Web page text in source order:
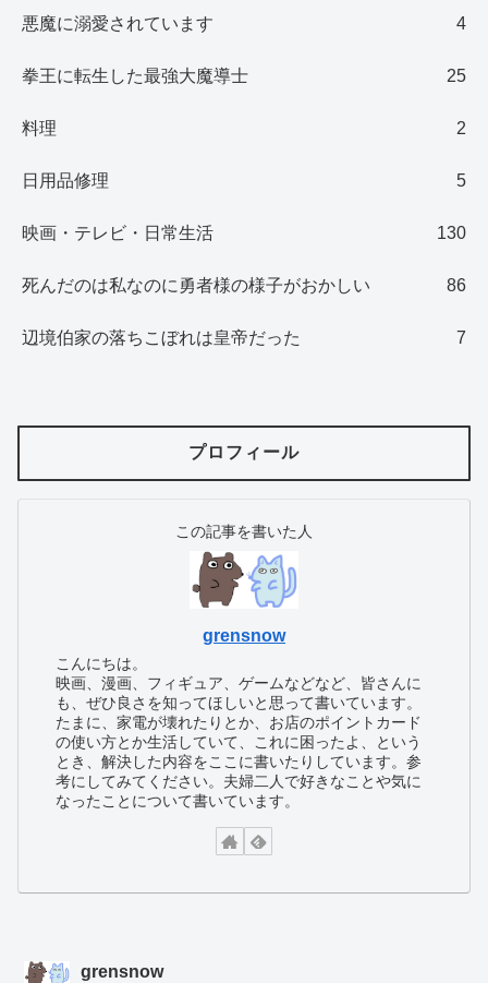
悪魔に溺愛されています 4
拳王に転生した最強大魔導士 25
料理 2
日用品修理 5
映画・テレビ・日常生活 130
死んだのは私なのに勇者様の様子がおかしい 86
辺境伯家の落ちこぼれは皇帝だった 7
プロフィール
この記事を書いた人
grensnow
こんにちは。
映画、漫画、フィギュア、ゲームなどなど、皆さんに
も、ぜひ良さを知ってほしいと思って書いています。
たまに、家電が壊れたりとか、お店のポイントカード
の使い方とか生活していて、これに困ったよ、という
とき、解決した内容をここに書いたりしています。参
考にしてみてください。夫婦二人で好きなことや気に
なったことについて書いています。
grensnow